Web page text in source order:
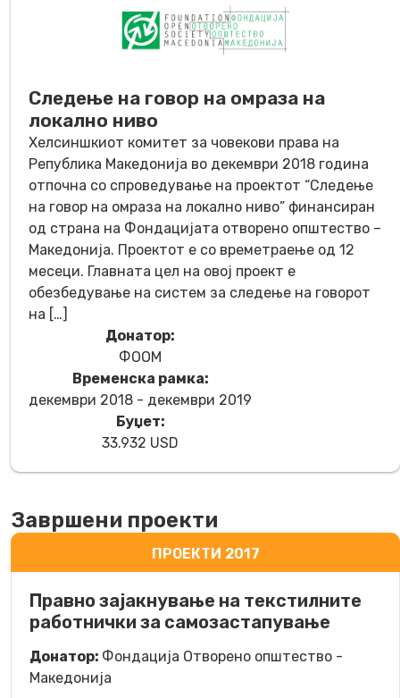
Следење на говор на омраза на
локално ниво
Хелсиншкиот комитет за човекови права на
Република Македонија во декември 2018 година
отпочна со спроведување на проектот “Следење
на говор на омраза на локално ниво” финансиран
од страна на Фондацијата отворено општество –
Македонија. Проектот е со времетраење од 12
месеци. Главната цел на овој проект е
обезбедување на систем за следење на говорот
на […]
Донатор:
ФООМ
Временска рамка:
декември 2018 - декември 2019
Буџет:
33.932 USD
Завршени проекти
ПРОЕКТИ 2017
Правно зајакнување на текстилните
работнички за самозастапување
Донатор: Фондација Отворено општество -
Македонија